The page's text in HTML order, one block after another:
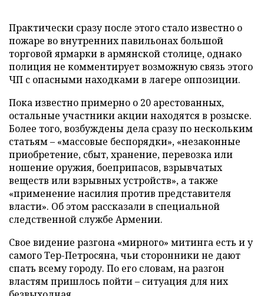
Практически сразу после этого стало известно о
пожаре во внутренних павильонах большой
торговой ярмарки в армянской столице, однако
полиция не комментирует возможную связь этого
ЧП с опасными находками в лагере оппозиции.
Пока известно примерно о 20 арестованных,
остальные участники акции находятся в розыске.
Более того, возбуждены дела сразу по нескольким
статьям – «массовые беспорядки», «незаконные
приобретение, сбыт, хранение, перевозка или
ношение оружия, боеприпасов, взрывчатых
веществ или взрывных устройств», а также
«применение насилия против представителя
власти». Об этом рассказали в специальной
следственной службе Армении.
Свое видение разгона «мирного» митинга есть и у
самого Тер-Петросяна, чьи сторонники не дают
спать всему городу. По его словам, на разгон
властям пришлось пойти – ситуация для них